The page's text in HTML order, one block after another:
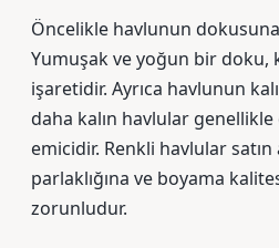
Öncelikle havlunun
Yumuşak ve yoğun bir doku,
işaretidir. Ayrıca havlunun
daha kalın havlular genellikle
emicidir. Renkli havlular
parlaklığına ve boyama
zorunludur.